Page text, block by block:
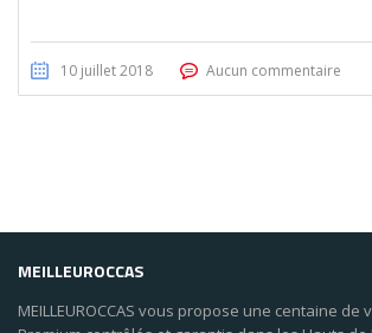
10 juillet 2018 Aucun commentaire
MEILLEUROCCAS
MEILLEUROCCAS vous propose une centaine de